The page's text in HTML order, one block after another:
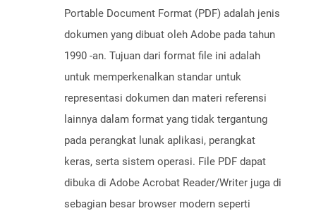
Portable Document Format (PDF) adalah jenis
dokumen yang dibuat oleh Adobe pada tahun
1990 -an. Tujuan dari format file ini adalah
untuk memperkenalkan standar untuk
representasi dokumen dan materi referensi
lainnya dalam format yang tidak tergantung
pada perangkat lunak aplikasi, perangkat
keras, serta sistem operasi. File PDF dapat
dibuka di Adobe Acrobat Reader/Writer juga di
sebagian besar browser modern seperti